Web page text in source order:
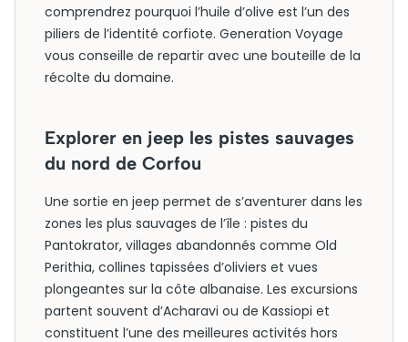
comprendrez pourquoi l’huile d’olive est l’un des
piliers de l’identité corfiote. Generation Voyage
vous conseille de repartir avec une bouteille de la
récolte du domaine.
Explorer en jeep les pistes sauvages
du nord de Corfou
Une sortie en jeep permet de s’aventurer dans les
zones les plus sauvages de l’île : pistes du
Pantokrator, villages abandonnés comme Old
Perithia, collines tapissées d’oliviers et vues
plongeantes sur la côte albanaise. Les excursions
partent souvent d’Acharavi ou de Kassiopi et
constituent l’une des meilleures activités hors